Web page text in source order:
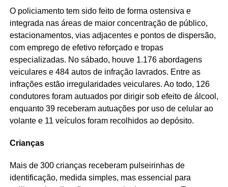
O policiamento tem sido feito de forma ostensiva e
integrada nas áreas de maior concentração de público,
estacionamentos, vias adjacentes e pontos de dispersão,
com emprego de efetivo reforçado e tropas
especializadas. No sábado, houve 1.176 abordagens
veiculares e 484 autos de infração lavrados. Entre as
infrações estão irregularidades veiculares. Ao todo, 126
condutores foram autuados por dirigir sob efeito de álcool,
enquanto 39 receberam autuações por uso de celular ao
volante e 11 veículos foram recolhidos ao depósito.
Crianças
Mais de 300 crianças receberam pulseirinhas de
identificação, medida simples, mas essencial para